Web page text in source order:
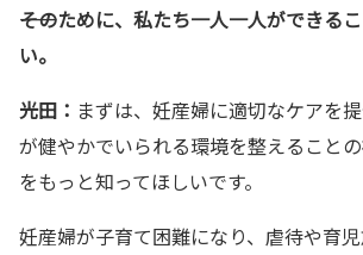
――そのために、私たち一人一人ができる
い。
光田： まずは、妊産婦に適切なケアを
が健やかでいられる環境を整えること
をもっと知ってほしいです。
妊産婦が子育て困難になり、虐待や育